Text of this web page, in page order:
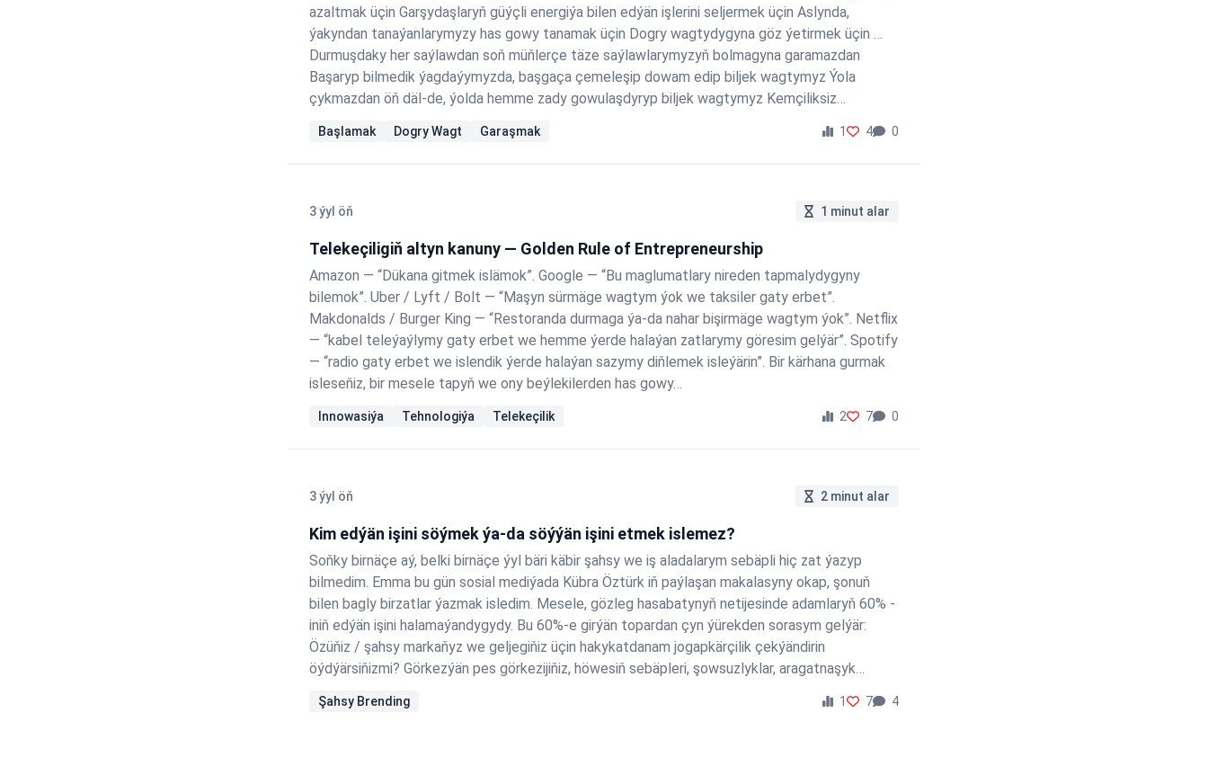
azaltmak üçin Garşydaşlaryň güýçli energiýa bilen edýän işlerini seljermek üçin Aslynda,
ýakyndan tanaýanlarymyzy has gowy tanamak üçin Dogry wagtydygyna göz ýetirmek üçin …
Durmuşdaky her saýlawdan soň müňlerçe täze saýlawlarymyzyň bolmagyna garamazdan
Başaryp bilmedik ýagdaýymyzda, başgaça çemeleşip dowam edip biljek wagtymyz Ýola
çykmazdan öň däl-de, ýolda hemme zady gowulaşdyryp biljek wagtymyz Kemçiliksiz
her…
Başlamak Dogry Wagt Garaşmak 1 4 0
3 ýyl öň 1 minut alar
Telekeçiligiň altyn kanuny — Golden Rule of Entrepreneurship
Amazon — “Dükana gitmek islämok”. Google — “Bu maglumatlary nireden tapmalydygyny
bilemok”. Uber / Lyft / Bolt — “Maşyn sürmäge wagtym ýok we taksiler gaty erbet”.
Makdonalds / Burger King — “Restoranda durmaga ýa-da nahar bişirmäge wagtym ýok”. Netflix
— “kabel teleýaýlymy gaty erbet we hemme ýerde halaýan zatlarymy göresim gelýär”. Spotify
— “radio gaty erbet we islendik ýerde halaýan sazymy diňlemek isleýärin”. Bir kärhana gurmak
isleseňiz, bir mesele tapyň we ony beýlekilerden has gowy…
Innowasiýa Tehnologiýa Telekeçilik 2 7 0
3 ýyl öň 2 minut alar
Kim edýän işini söýmek ýa-da söýýän işini etmek islemez?
Soňky birnäçe aý, belki birnäçe ýyl bäri käbir şahsy we iş aladalarym sebäpli hiç zat ýazyp
bilmedim. Emma bu gün sosial mediýada Kübra Öztürk iň paýlaşan makalasyny okap, şonuň
bilen bagly birzatlar ýazmak isledim. Mesele, gözleg hasabatynyň netijesinde adamlaryň 60% -
iniň edýän işini halamaýandygydy. Bu 60%-e girýän topardan çyn ýürekden sorasym gelýär:
Özüňiz / şahsy markaňyz we geljegiňiz üçin hakykatdanam jogapkärçilik çekýändirin
öýdýärsiňizmi? Görkezýän pes görkezijiňiz, höwesiň sebäpleri, şowsuzlyklar, aragatnaşyk
Şahsy Brending 1 7 4